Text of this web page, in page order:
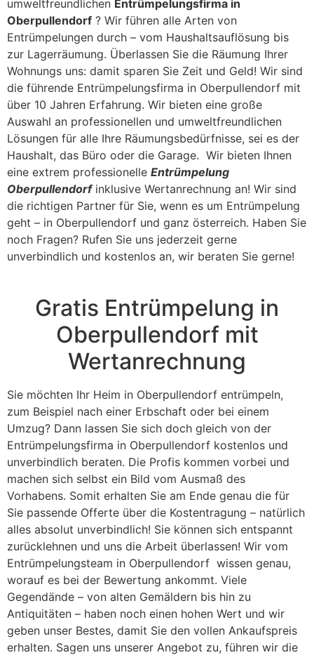
umweltfreundlichen Entrümpelungsfirma in
Oberpullendorf ? Wir führen alle Arten von
Entrümpelungen durch – vom Haushaltsauflösung bis
zur Lagerräumung. Überlassen Sie die Räumung Ihrer
Wohnungs uns: damit sparen Sie Zeit und Geld! Wir sind
die führende Entrümpelungsfirma in Oberpullendorf mit
über 10 Jahren Erfahrung. Wir bieten eine große
Auswahl an professionellen und umweltfreundlichen
Lösungen für alle Ihre Räumungsbedürfnisse, sei es der
Haushalt, das Büro oder die Garage. Wir bieten Ihnen
eine extrem professionelle Entrümpelung
Oberpullendorfinklusive Wertanrechnung an! Wir sind
die richtigen Partner für Sie, wenn es um Entrümpelung
geht – in Oberpullendorf und ganz österreich. Haben Sie
noch Fragen? Rufen Sie uns jederzeit gerne
unverbindlich und kostenlos an, wir beraten Sie gerne!
Gratis Entrümpelung in
Oberpullendorf mit
Wertanrechnung
Sie möchten Ihr Heim in Oberpullendorf entrümpeln,
zum Beispiel nach einer Erbschaft oder bei einem
Umzug? Dann lassen Sie sich doch gleich von der
Entrümpelungsfirma in Oberpullendorf kostenlos und
unverbindlich beraten. Die Profis kommen vorbei und
machen sich selbst ein Bild vom Ausmaß des
Vorhabens. Somit erhalten Sie am Ende genau die für
Sie passende Offerte über die Kostentragung – natürlich
alles absolut unverbindlich! Sie können sich entspannt
zurücklehnen und uns die Arbeit überlassen! Wir vom
Entrümpelungsteam in Oberpullendorf wissen genau,
worauf es bei der Bewertung ankommt. Viele
Gegendände – von alten Gemäldern bis hin zu
Antiquitäten – haben noch einen hohen Wert und wir
geben unser Bestes, damit Sie den vollen Ankaufspreis
erhalten. Sagen uns unserer Angebot zu, führen wir die